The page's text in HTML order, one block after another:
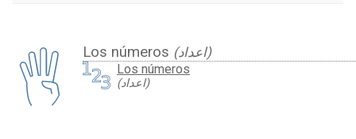
Los números (اعداد)
Los números
(اعداد)